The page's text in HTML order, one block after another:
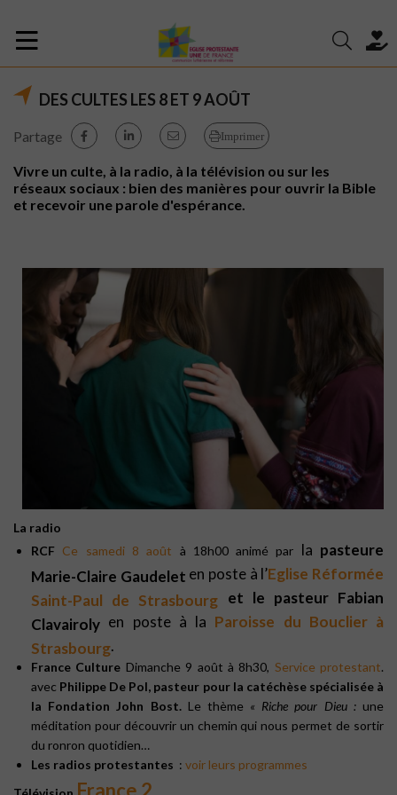
DES CULTES LES 8 ET 9 AOÛT
Partage Imprimer
Vivre un culte, à la radio, à la télévision ou sur les
réseaux sociaux : bien des manières pour ouvrir la Bible
et recevoir une parole d'espérance.
La radio
RCF Ce samedi 8 août à 18h00 animé par la pasteure
Marie-Claire Gaudelet en poste à l’Eglise Réformée
Saint-Paul de Strasbourg et le pasteur Fabian
Clavairoly en poste à la Paroisse du Bouclier à
Strasbourg.
France Culture Dimanche 9 août à 8h30, Service protestant.
avec Philippe De Pol, pasteur pour la catéchèse spécialisée à
la Fondation John Bost. Le thème « Riche pour Dieu : une
méditation pour découvrir un chemin qui nous permet de sortir
du ronron quotidien…
Les radios protestantes : voir leurs programmes
France 2